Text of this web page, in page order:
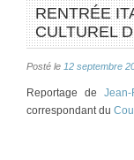
RENTRÉE
CULTUREL
Posté le 12 septembre
Reportage de
correspondant du